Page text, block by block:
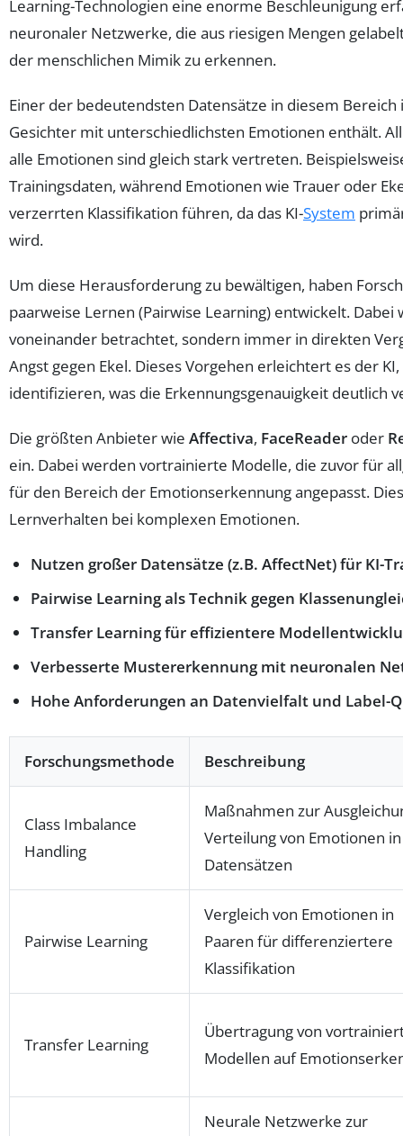
Learning-Technologien eine enorme Beschleunigung
neuronaler Netzwerke, die aus riesigen Mengen
der menschlichen Mimik zu erkennen.
Einer der bedeutendsten Datensätze in diesem
Gesichter mit unterschiedlichsten Emotionen enthält.
alle Emotionen sind gleich stark vertreten.
Trainingsdaten, während Emotionen wie Trauer oder
verzerrten Klassifikation führen, da das KI-System
wird.
Um diese Herausforderung zu bewältigen, haben
paarweise Lernen (Pairwise Learning) entwickelt.
voneinander betrachtet, sondern immer in direkten
Angst gegen Ekel. Dieses Vorgehen erleichtert es der
identifizieren, was die Erkennungsgenauigkeit deutlich
Die größten Anbieter wie Affectiva, FaceReader oder
ein. Dabei werden vortrainierte Modelle, die zuvor für
für den Bereich der Emotionserkennung angepasst.
Lernverhalten bei komplexen Emotionen.
Nutzen großer Datensätze (z.B. AffectNet) für KI-
Pairwise Learning als Technik gegen
Transfer Learning für effizientere
Verbesserte Mustererkennung mit neuronalen
Hohe Anforderungen an Datenvielfalt und Label-
Forschungsmethode Beschreibung
Class Imbalance
Handling
Maßnahmen zur
Verteilung von Emotionen in
Datensätzen
Pairwise Learning
Vergleich von Emotionen in
Paaren für differenziertere
Klassifikation
Transfer Learning
Übertragung von
Modellen auf
Neurale Netzwerke zur